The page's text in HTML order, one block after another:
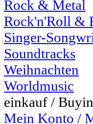
Rock & Metal
Rock'n'Roll &
Singer-
Soundtracks
Weihnachten
Worldmusic
einkauf /
Mein Konto /